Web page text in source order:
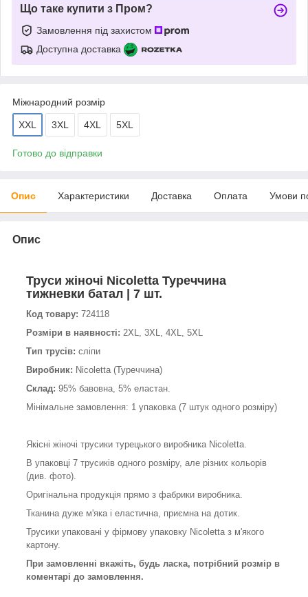
Що таке купити з Пром?
Замовлення під захистом
Доступна доставка
Міжнародний розмір
XXL 3XL 4XL 5XL
Готово до відправки
Опис Характеристики Доставка Оплата Умови
Опис
Труси жіночі Nicoletta Туреччина
тижневки батал | 7 шт.
Код товару: 724118
Розміри в наявності: 2XL, 3XL, 4XL, 5XL
Тип трусів: сліпи
Виробник: Nicoletta (Туреччина)
Склад: 95% бавовна, 5% еластан.
Мінімальне замовлення: 1 упаковка (7 штук одного розміру)
Якісні жіночі трусики турецького виробника Nicoletta.
В упаковці 7 трусиків одного розміру, але різних кольорів
(див. фото).
Оригінальна продукція прямо з фабрики виробника.
Тканина дуже м'яка і еластична, приємна на дотик.
Трусики упаковані у фірмову упаковку Nicoletta з м'якого
картону.
При замовленні вкажіть, будь ласка, потрібний розмір в
коментарі до замовлення.